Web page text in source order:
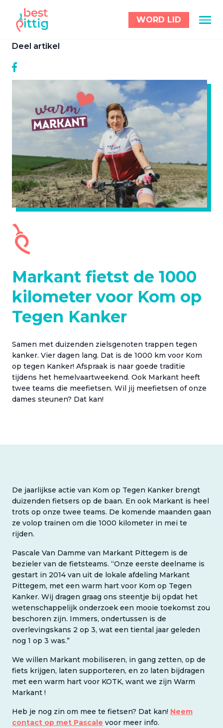
WORD LID
Deel artikel
Markant fietst de 1000
kilometer voor Kom op
Tegen Kanker
Samen met duizenden zielsgenoten trappen tegen
kanker. Vier dagen lang. Dat is de 1000 km voor Kom
op tegen Kanker! Afspraak is naar goede traditie
tijdens het hemelvaartweekend. Ook Markant heeft
twee teams die meefietsen. Wil jij meefietsen of onze
dames steunen? Dat kan!
De jaarlijkse actie van Kom op Tegen Kanker brengt
duizenden fietsers op de baan. En ook Markant is heel
trots op onze twee teams. De komende maanden gaan
ze volop trainen om die 1000 kilometer in mei te
rijden.
Pascale Van Damme van Markant Pittegem is de
bezieler van de fietsteams. “Onze eerste deelname is
gestart in 2014 van uit de lokale afdeling Markant
Pittegem, met een warm hart voor Kom op Tegen
Kanker. Wij dragen graag ons steentje bij opdat het
wetenschappelijk onderzoek een mooie toekomst zou
beschoren zijn. Immers, ondertussen is de
overlevingskans 2 op 3, wat een tiental jaar geleden
nog 1 op 3 was.”
We willen Markant mobiliseren, in gang zetten, op de
fiets krijgen, laten supporteren, en zo laten bijdragen
met een warm hart voor KOTK, want we zijn Warm
Markant !
Heb je nog zin om mee te fietsen? Dat kan! Neem
contact op met Pascale voor meer info.